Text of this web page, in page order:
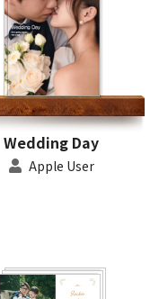
Wedding Day
Apple User